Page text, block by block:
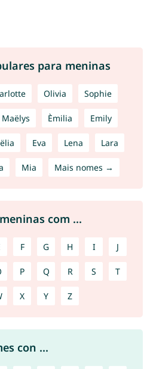
para meninas
Olivia Sophie
Maëlys Èmilia Emily
Eva Lena Lara
Mia Mais nomes →
com ...
F G H I J
P Q R S T
X Y Z
con ...